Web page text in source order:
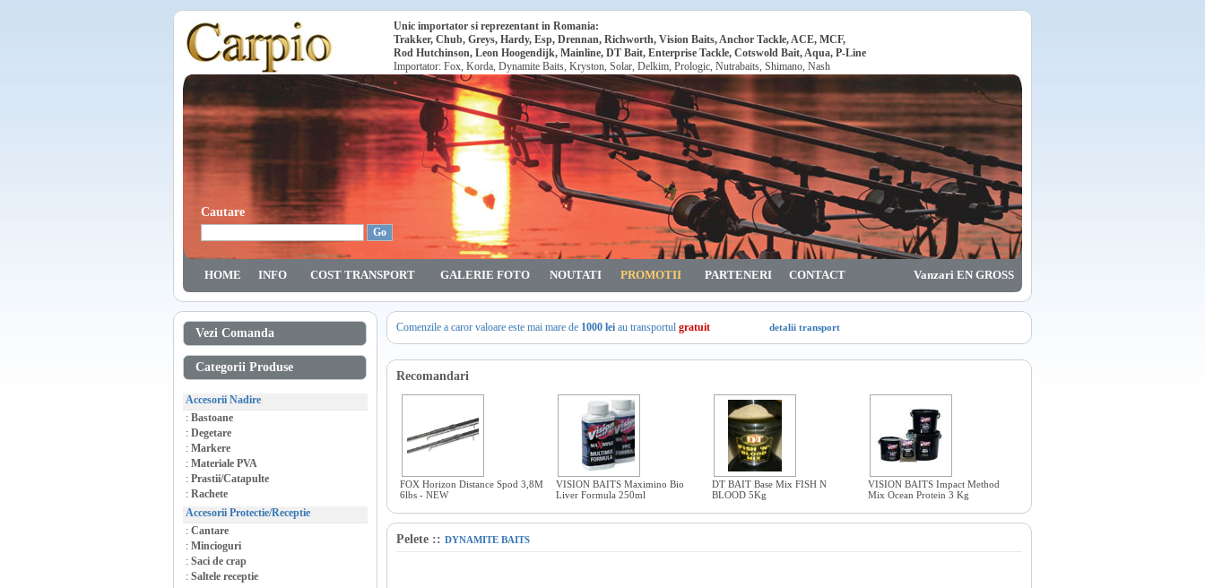
Unic importator si reprezentant in Romania:
Trakker, Chub, Greys, Hardy, Esp, Drennan, Richworth, Vision Baits, Anchor Tackle, ACE, MCF,
Rod Hutchinson, Leon Hoogendijk, Mainline, DT Bait, Enterprise Tackle, Cotswold Bait, Aqua, P-Line
Importator: Fox, Korda, Dynamite Baits, Kryston, Solar, Delkim, Prologic, Nutrabaits, Shimano, Nash
Cautare
HOME INFO COST TRANSPORT GALERIE FOTO NOUTATI PROMOTII PARTENERI CONTACT Vanzari EN GROSS
Vezi Comanda
Categorii Produse
Accesorii Nadire
: Bastoane
: Degetare
: Markere
: Materiale PVA
: Prastii/Catapulte
: Rachete
Accesorii Protectie/Receptie
: Cantare
: Mincioguri
: Saci de crap
: Saltele receptie
Comenzile a caror valoare este mai mare de 1000 lei au transportul gratuit detalii transport
Recomandari
FOX Horizon Distance Spod 3,8M
6lbs - NEW
VISION BAITS Maximino Bio
Liver Formula 250ml
DT BAIT Base Mix FISH N
BLOOD 5Kg
VISION BAITS Impact Method
Mix Ocean Protein 3 Kg
Pelete :: DYNAMITE BAITS